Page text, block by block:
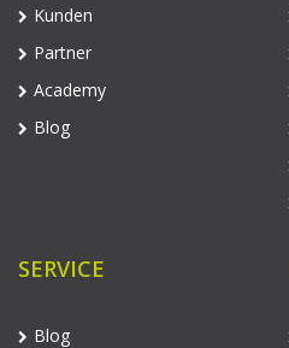
Kunden
Partner
Academy
Blog
SERVICE
Blog